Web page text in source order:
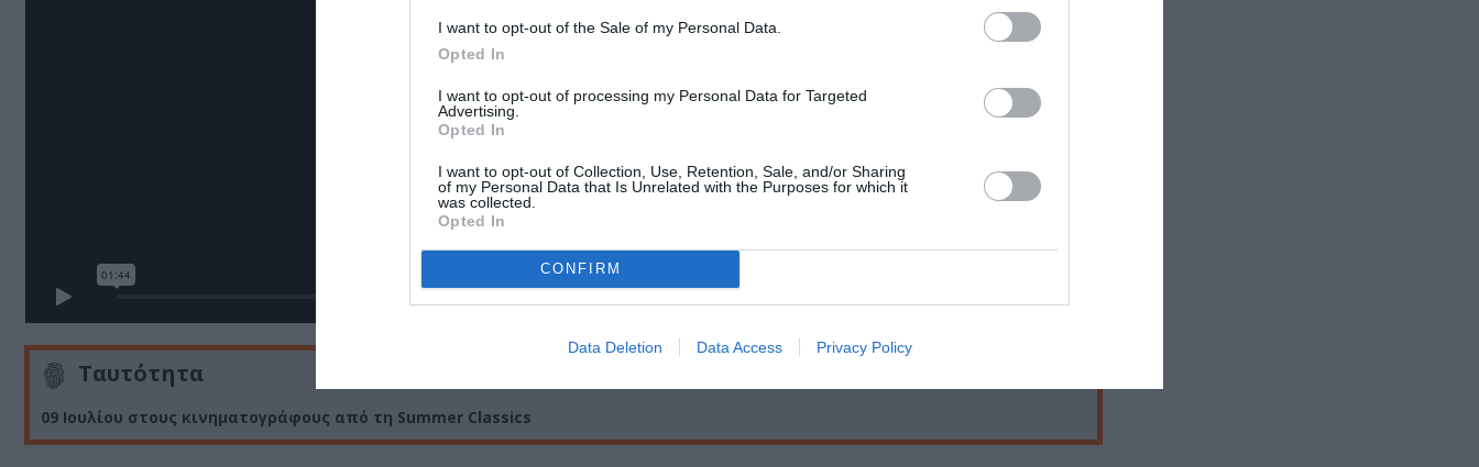
I want to opt-out of the Sale of my Personal Data.
Opted In
I want to opt-out of processing my Personal Data for Targeted
Advertising.
Opted In
I want to opt-out of Collection, Use, Retention, Sale, and/or Sharing
of my Personal Data that Is Unrelated with the Purposes for which it
was collected.
Opted In
CONFIRM
Data Deletion Data Access Privacy Policy
Ταυτότητα
09 Ιουλίου στους κινηματογράφους από τη Summer Classics